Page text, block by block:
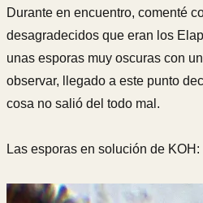
Durante en encuentro, comenté
desagradecidos que eran los
unas esporas muy oscuras con
observar, llegado a este punto
cosa no salió del todo mal.
Las esporas en solución de KOH: